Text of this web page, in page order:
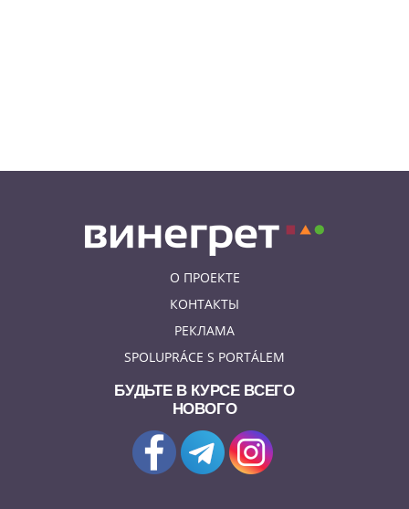
О ПРОЕКТЕ
КОНТАКТЫ
РЕКЛАМА
SPOLUPRÁCE S PORTÁLEM
БУДЬТЕ В КУРСЕ ВСЕГО
НОВОГО